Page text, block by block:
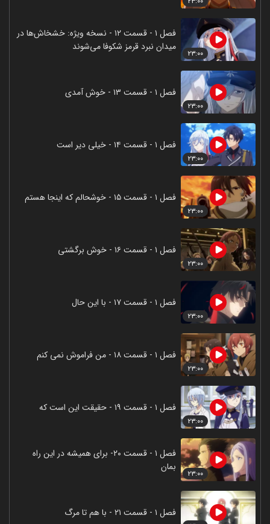
۲۳:۰۰
فصل ۱ - قسمت ۱۲ - نسخه ویژه: خشخاش‌ها در
میدان نبرد قرمز شکوفا می‌شوند
۲۳:۰۰
فصل ۱ - قسمت ۱۳ - خوش آمدی
۲۳:۰۰
فصل ۱ - قسمت ۱۴ - خیلی دیر است
۲۳:۰۰
فصل ۱ - قسمت ۱۵ - خوشحالم که اینجا هستم
۲۳:۰۰
فصل ۱ - قسمت ۱۶ - خوش برگشتی
۲۳:۰۰
فصل ۱ - قسمت ۱۷ - با این حال
۲۳:۰۰
فصل ۱ - قسمت ۱۸ - من فراموش نمی کنم
۲۳:۰۰
فصل ۱ - قسمت ۱۹ - حقیقت این است که
۲۳:۰۰
فصل ۱ - قسمت ۲۰- برای همیشه در این راه
بمان
فصل ۱ - قسمت ۲۱ - با هم تا مرگ